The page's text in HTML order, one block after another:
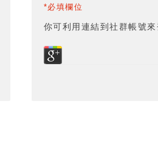
*必填欄位
你可利用連結到社群帳號來